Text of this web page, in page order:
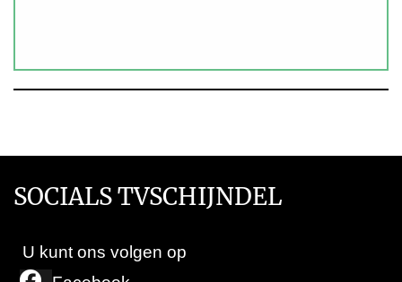
SOCIALS TVSCHIJNDEL
U kunt ons volgen op